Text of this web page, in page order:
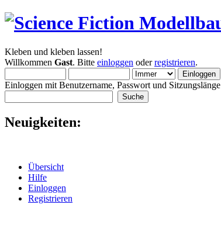
Kleben und kleben lassen!
Willkommen Gast. Bitte einloggen oderregistrieren.
Einloggen mit Benutzername, Passwort und Sitzungslänge
Neuigkeiten:
Übersicht
Hilfe
Einloggen
Registrieren